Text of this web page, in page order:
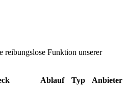
reibungslose Funktion unserer
Ablauf Typ Anbieter